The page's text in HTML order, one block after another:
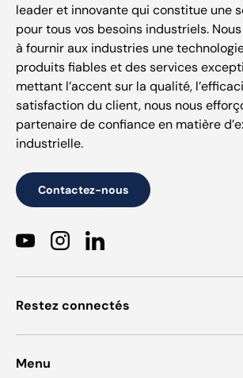
leader et innovante qui constitue une
pour tous vos besoins industriels.
à fournir aux industries une
produits fiables et des services
mettant l’accent sur la qualité,
satisfaction du client, nous nous
partenaire de confiance en matière
industrielle.
Contactez-nous
YouTubeInstagramLinkedIn
Restez connectés
Menu